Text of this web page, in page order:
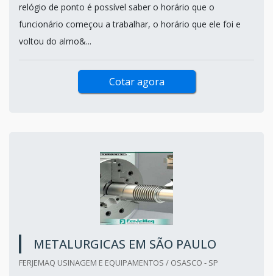
relógio de ponto é possível saber o horário que o
funcionário começou a trabalhar, o horário que ele foi e
voltou do almo&...
Cotar agora
METALURGICAS EM SÃO PAULO
FERJEMAQ USINAGEM E EQUIPAMENTOS / OSASCO - SP